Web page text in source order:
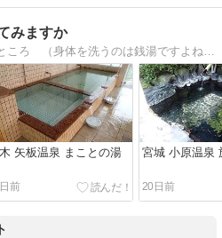
みますか
矢板温泉 まことの湯
前
宮城 小原温泉
20日前